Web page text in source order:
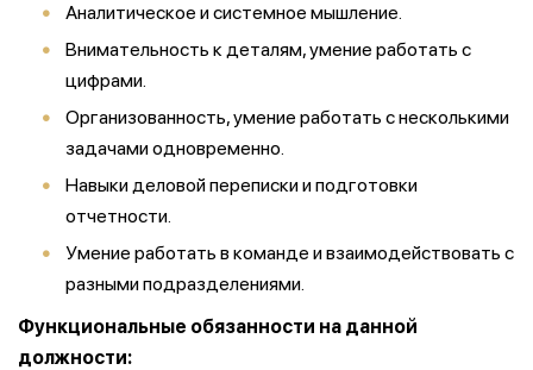
Аналитическое и системное мышление.
Внимательность к деталям, умение работать с
цифрами.
Организованность, умение работать с несколькими
задачами одновременно.
Навыки деловой переписки и подготовки
отчетности.
Умение работать в команде и взаимодействовать с
разными подразделениями.
Функциональные обязанности на данной
должности: